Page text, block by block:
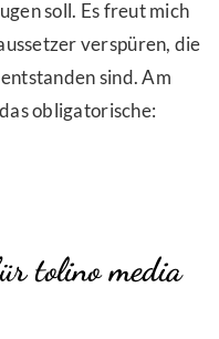
soll. Es freut mich
verspüren, die
sind. Am
obligatorische:
tolino media